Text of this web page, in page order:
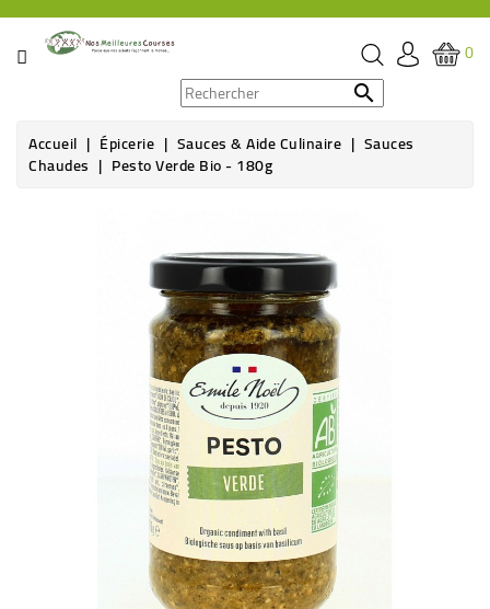
CATÉGORIE
ÉPICERIE
0

Accueil Épicerie Sauces & Aide Culinaire Sauces
Chaudes Pesto Verde Bio - 180g